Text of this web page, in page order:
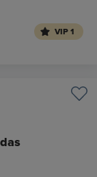
VIP 1